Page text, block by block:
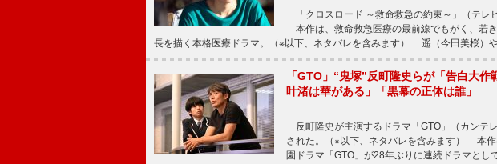
「クロスロード ～救命救急の約束～」（テレ
本作は、救命救急医療の最前線でもがく、若
長を描く本格医療ドラマ。（※以下、ネタバレを含みます） 遥（今田美桜）
「GTO」“鬼塚”反町隆史らが「告白大
叶渚は華がある」「黒幕の正体は誰」
反町隆史が主演するドラマ「GTO」（カンテ
された。（※以下、ネタバレを含みます） 本
園ドラマ「GTO」が28年ぶりに連続ドラマとし